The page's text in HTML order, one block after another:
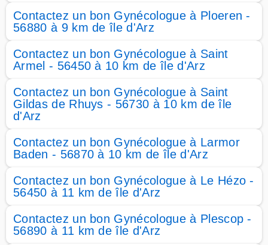
Contactez un bon Gynécologue à Ploeren -
56880 à 9 km de île d'Arz
Contactez un bon Gynécologue à Saint
Armel - 56450 à 10 km de île d'Arz
Contactez un bon Gynécologue à Saint
Gildas de Rhuys - 56730 à 10 km de île
d'Arz
Contactez un bon Gynécologue à Larmor
Baden - 56870 à 10 km de île d'Arz
Contactez un bon Gynécologue à Le Hézo -
56450 à 11 km de île d'Arz
Contactez un bon Gynécologue à Plescop -
56890 à 11 km de île d'Arz